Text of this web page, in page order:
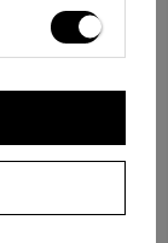
firmowy?
są
dla firm jako
zestawie?
F.